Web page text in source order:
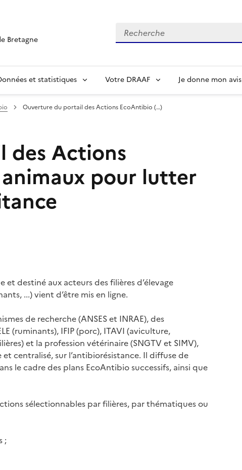
Bretagne
Recherche
et statistiques Votre DRAAF Je donne mon avis
Ouverture du portail des Actions EcoAntibio (…)
des Actions
pour lutter
destiné aux acteurs des filières d’élevage
...) vient d’être mis en ligne.
de recherche (ANSES et INRAE), des
(ruminants), IFIP (porc), ITAVI (aviculture,
et la profession vétérinaire (SNGTV et SIMV),
centralisé, sur l’antibiorésistance. Il diffuse de
le cadre des plans EcoAntibio successifs, ainsi que
sélectionnables par filières, par thématiques ou
;